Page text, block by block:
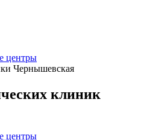
центры
Чернышевская
клиник
центры